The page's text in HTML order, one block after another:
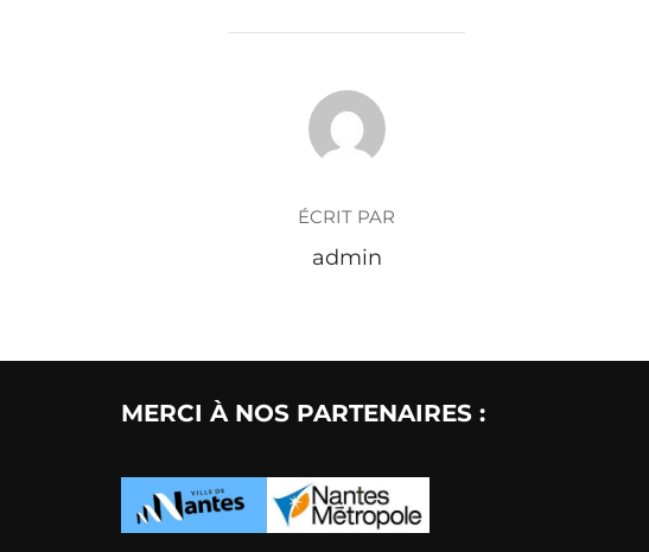
AUTEUR DE LA PUBLICATION
ÉCRIT PAR
admin
MERCI À NOS PARTENAIRES :